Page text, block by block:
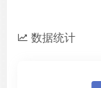
数据统计